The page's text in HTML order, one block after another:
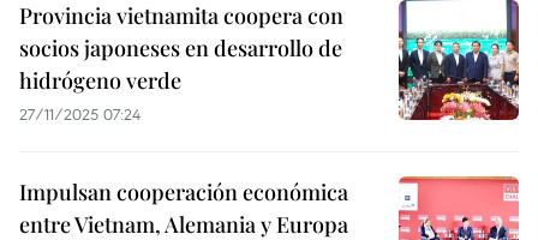
Provincia vietnamita coopera con
socios japoneses en desarrollo de
hidrógeno verde
27/11/2025 07:24
Impulsan cooperación económica
entre Vietnam, Alemania y Europa